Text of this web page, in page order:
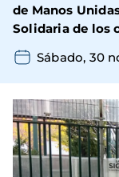
de Manos
Solidariade los
Sábado, 30